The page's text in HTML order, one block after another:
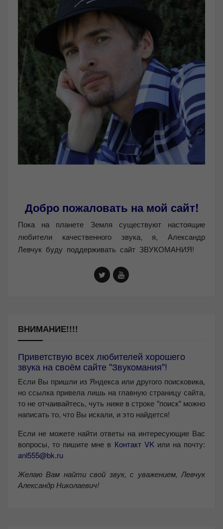
Добро пожаловать на мой сайт!
Пока на планете Земля существуют настоящие
любители качественного звука, я, Александр
Левчук буду поддерживать сайт ЗВУКОМАНИЯ!
ВНИМАНИЕ!!!!
Приветствую всех любителей хорошего
звука на своём сайте "Звукомания"!
Если Вы пришли из Яндекса или другого поисковика,
но ссылка привела лишь на главную страницу сайта,
то не отчаивайтесь, чуть ниже в строке "поиск" можно
написать то, что Вы искали, и это найдется!
Если не можете найти ответы на интересующие Вас
вопросы, то пишите мне в Контакт VKили на почту:
anl555@bk.ru
Желаю Вам найти свой звук, с уважением, Левчук
Александр Николаевич!